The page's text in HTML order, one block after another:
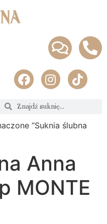
“Suknia ślubna
Anna
MONTE